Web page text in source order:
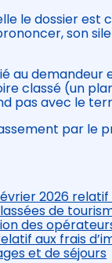
le dossier
son
au
classé (un
pas avec le
par le
2026
de
des
aux frais
et de séjours